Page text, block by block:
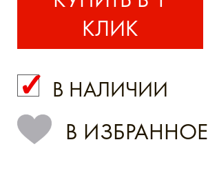
КЛИК
КУПИТЬ В 1 КЛИК
В НАЛИЧИИ
В ИЗБРАННОЕ